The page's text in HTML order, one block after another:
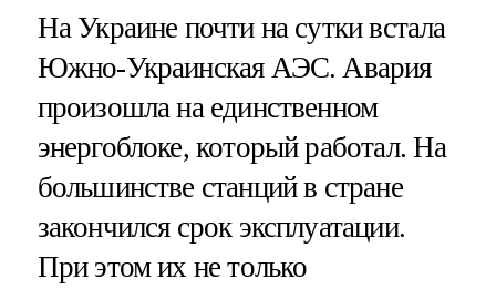
На Украине почти на сутки встала
Южно-Украинская АЭС. Авария
произошла на единственном
энергоблоке, который работал. На
большинстве станций в стране
закончился срок эксплуатации.
При этом их не только